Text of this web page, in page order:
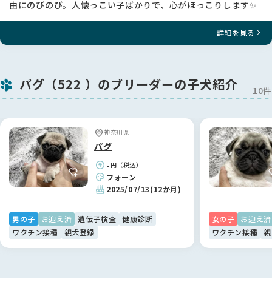
由にのびのび。人懐っこい子ばかりで、心がほっこりします✨
詳細を見る
パグ（522 ）のブリーダーの子犬紹介 10件
神奈川県
パグ
-円（税込）
フォーン
2025/07/13(12か月)
男の子 お迎え済 遺伝子検査
健康診断
ワクチン接種
親犬登録
女の子
お迎え済
ワクチン接種